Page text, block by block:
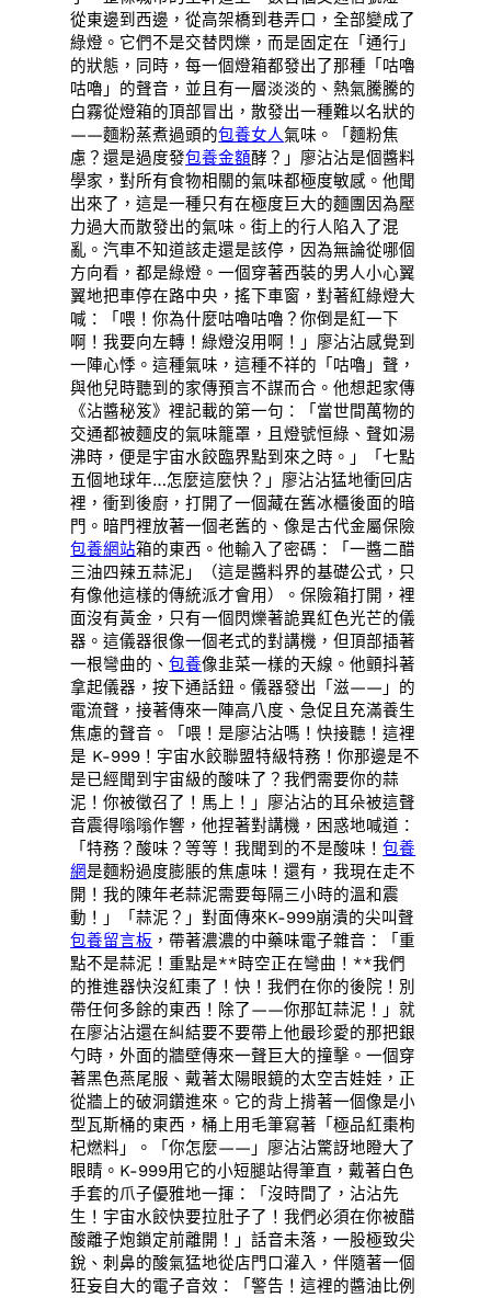
從東邊到西邊，從高架橋到巷弄口，全部變成了
綠燈。它們不是交替閃爍，而是固定在「通行」
的狀態，同時，每一個燈箱都發出了那種「咕嚕
咕嚕」的聲音，並且有一層淡淡的、熱氣騰騰的
白霧從燈箱的頂部冒出，散發出一種難以名狀的
——麵粉蒸煮過頭的包養女人氣味。「麵粉焦
慮？還是過度發包養金額酵？」廖沾沾是個醬料
學家，對所有食物相關的氣味都極度敏感。他聞
出來了，這是一種只有在極度巨大的麵團因為壓
力過大而散發出的氣味。街上的行人陷入了混
亂。汽車不知道該走還是該停，因為無論從哪個
方向看，都是綠燈。一個穿著西裝的男人小心翼
翼地把車停在路中央，搖下車窗，對著紅綠燈大
喊：「喂！你為什麼咕嚕咕嚕？你倒是紅一下
啊！我要向左轉！綠燈沒用啊！」廖沾沾感覺到
一陣心悸。這種氣味，這種不祥的「咕嚕」聲，
與他兒時聽到的家傳預言不謀而合。他想起家傳
《沾醬秘笈》裡記載的第一句：「當世間萬物的
交通都被麵皮的氣味籠罩，且燈號恒綠、聲如湯
沸時，便是宇宙水餃臨界點到來之時。」「七點
五個地球年…怎麼這麼快？」廖沾沾猛地衝回店
裡，衝到後廚，打開了一個藏在舊冰櫃後面的暗
門。暗門裡放著一個老舊的、像是古代金屬保險
包養網站箱的東西。他輸入了密碼：「一醬二醋
三油四辣五蒜泥」（這是醬料界的基礎公式，只
有像他這樣的傳統派才會用）。保險箱打開，裡
面沒有黃金，只有一個閃爍著詭異紅色光芒的儀
器。這儀器很像一個老式的對講機，但頂部插著
一根彎曲的、包養像韭菜一樣的天線。他顫抖著
拿起儀器，按下通話鈕。儀器發出「滋——」的
電流聲，接著傳來一陣高八度、急促且充滿養生
焦慮的聲音。「喂！是廖沾沾嗎！快接聽！這裡
是 K-999！宇宙水餃聯盟特級特務！你那邊是不
是已經聞到宇宙級的酸味了？我們需要你的蒜
泥！你被徵召了！馬上！」廖沾沾的耳朵被這聲
音震得嗡嗡作響，他捏著對講機，困惑地喊道：
「特務？酸味？等等！我聞到的不是酸味！包養
網是麵粉過度膨脹的焦慮味！還有，我現在走不
開！我的陳年老蒜泥需要每隔三小時的溫和震
動！」「蒜泥？」對面傳來K-999崩潰的尖叫聲
包養留言板 ，帶著濃濃的中藥味電子雜音：「重
點不是蒜泥！重點是**時空正在彎曲！**我們
的推進器快沒紅棗了！快！我們在你的後院！別
帶任何多餘的東西！除了——你那缸蒜泥！」就
在廖沾沾還在糾結要不要帶上他最珍愛的那把銀
勺時，外面的牆壁傳來一聲巨大的撞擊。一個穿
著黑色燕尾服、戴著太陽眼鏡的太空吉娃娃，正
從牆上的破洞鑽進來。它的背上揹著一個像是小
型瓦斯桶的東西，桶上用毛筆寫著「極品紅棗枸
杞燃料」。「你怎麼——」廖沾沾驚訝地瞪大了
眼睛。K-999用它的小短腿站得筆直，戴著白色
手套的爪子優雅地一揮：「沒時間了，沾沾先
生！宇宙水餃快要拉肚子了！我們必須在你被醋
酸離子炮鎖定前離開！」話音未落，一股極致尖
銳、刺鼻的酸氣猛地從店門口灌入，伴隨著一個
狂妄自大的電子音效：「警告！這裡的醬油比例